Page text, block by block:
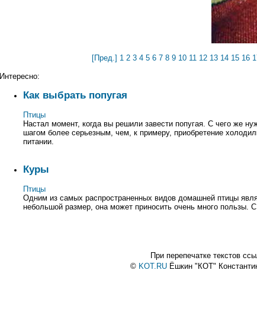
[Пред.] 1 2 3 4 5 6 7 8 9 10 11 12 13 14 15 16
Интересно:
Как выбрать попугая
Птицы
Настал момент, когда вы решили завести попугая. С чего же
шагом более серьезным, чем, к примеру, приобретение
питании.
Куры
Птицы
Одним из самых распространенных видов домашней птицы
небольшой размер, она может приносить очень много пользы.
При перепечатке текстов
© KOT.RU Ёшкин "КОТ"